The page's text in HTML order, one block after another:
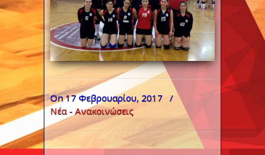
On 17 Φεβρουαρίου, 2017
/
Νέα - Ανακοινώσεις